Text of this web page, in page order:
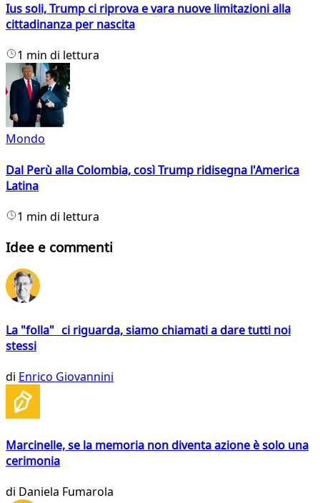
Ius soli, Trump ci riprova e vara nuove limitazioni alla
cittadinanza per nascita
1 min di lettura
Mondo
Dal Perù alla Colombia, così Trump ridisegna l'America
Latina
1 min di lettura
Idee e commenti
La "folla" ci riguarda, siamo chiamati a dare tutti noi
stessi
di Enrico Giovannini
Marcinelle, se la memoria non diventa azione è solo una
cerimonia
di Daniela Fumarola